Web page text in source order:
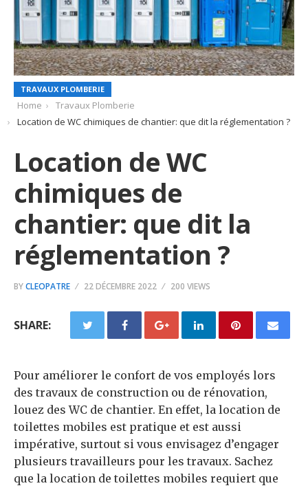
TRAVAUX PLOMBERIE
Home
Travaux Plomberie
Location de WC chimiques de chantier: que dit la réglementation ?
Location de WC
chimiques de
chantier: que dit la
réglementation ?
BYCLEOPATRE 22 DÉCEMBRE 2022 200 VIEWS
SHARE:
Pour améliorer le confort de vos employés lors
des travaux de construction ou de rénovation,
louez des WC de chantier. En effet, la location de
toilettes mobiles est pratique et est aussi
impérative, surtout si vous envisagez d’engager
plusieurs travailleurs pour les travaux. Sachez
que la location de toilettes mobiles requiert que